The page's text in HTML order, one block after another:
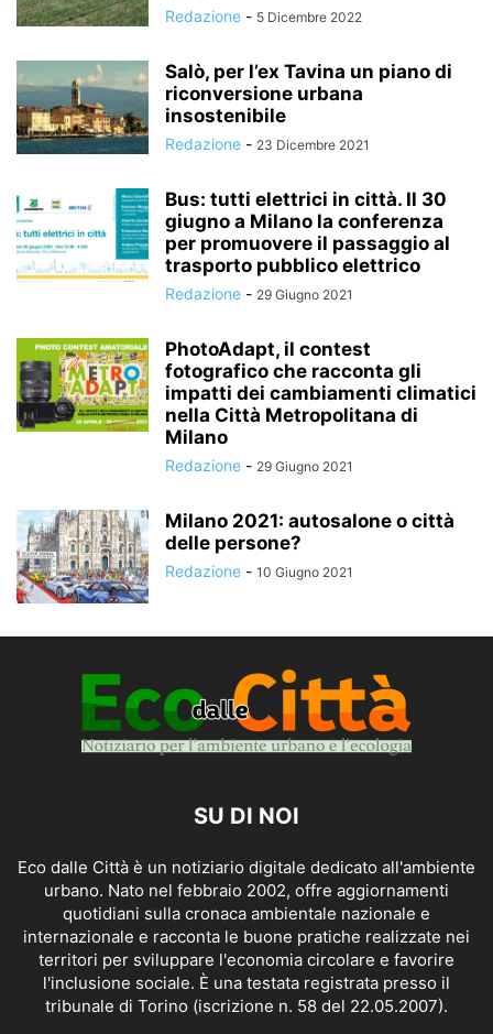
Redazione - 5 Dicembre 2022
Salò, per l’ex Tavina un piano di
riconversione urbana
insostenibile
Redazione - 23 Dicembre 2021
Bus: tutti elettrici in città. Il 30
giugno a Milano la conferenza
per promuovere il passaggio al
trasporto pubblico elettrico
Redazione - 29 Giugno 2021
PhotoAdapt, il contest
fotografico che racconta gli
impatti dei cambiamenti climatici
nella Città Metropolitana di
Milano
Redazione - 29 Giugno 2021
Milano 2021: autosalone o città
delle persone?
Redazione - 10 Giugno 2021
SU DI NOI
Eco dalle Città è un notiziario digitale dedicato all'ambiente
urbano. Nato nel febbraio 2002, offre aggiornamenti
quotidiani sulla cronaca ambientale nazionale e
internazionale e racconta le buone pratiche realizzate nei
territori per sviluppare l'economia circolare e favorire
l'inclusione sociale. È una testata registrata presso il
tribunale di Torino (iscrizione n. 58 del 22.05.2007).